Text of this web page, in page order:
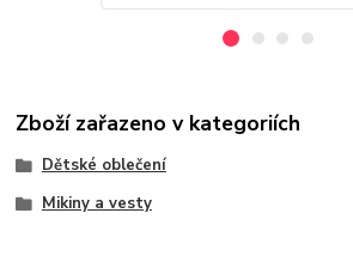
Zboží zařazeno v kategoriích
Dětské oblečení
Mikiny a vesty